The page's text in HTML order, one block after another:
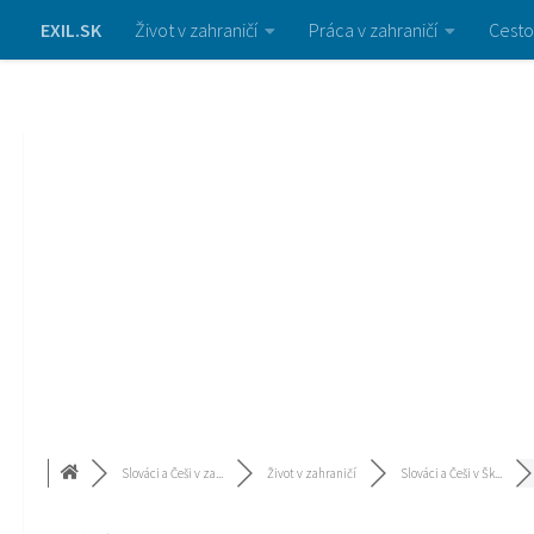
EXIL.SK Život v zahraničí Práca v zahraničí
Slováci a Češi v za... Život v zahraničí Slováci a Češi v Šk...